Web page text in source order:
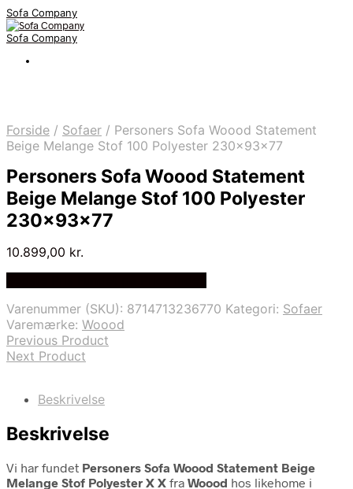
Sofa Company
Sofa Company
Forside / Sofaer / Personers Sofa Woood Statement
Beige Melange Stof 100 Polyester 230x93x77
Personers Sofa Woood Statement
Beige Melange Stof 100 Polyester
230x93x77
10.899,00 kr.
Varenummer (SKU): 8714713236770 Kategori: Sofaer
Varemærke: Woood
Previous Product
Next Product
Beskrivelse
Beskrivelse
Vi har fundet Personers Sofa Woood Statement Beige
Melange Stof Polyester X X fra Woood hos likehome i